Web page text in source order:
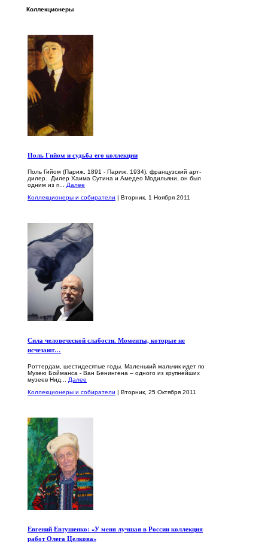
Коллекционеры
Поль Гийом и судьба его коллекции
Поль Гийом (Париж, 1891 - Париж, 1934), французский арт-
дилер. Дилер Хаима Сутина и Амедео Модильяни, он был
одним из п... Далее
Коллекционеры и собиратели | Вторник, 1 Ноября 2011
Сила человеческой слабости. Моменты, которые не
исчезают…
Роттердам, шестидесятые годы. Маленький мальчик идет по
Музею Бойманса - Ван Бенингена – одного из крупнейших
музеев Нид... Далее
Коллекционеры и собиратели | Вторник, 25 Октября 2011
Евгений Евтушенко: «У меня лучшая в России коллекция
работ Олега Целкова»